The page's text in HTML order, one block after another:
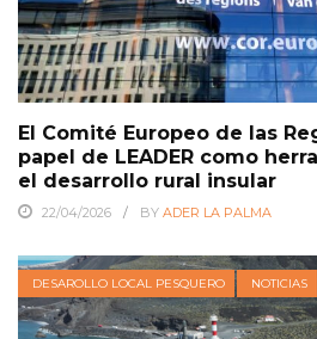
El Comité Europeo de las
papel de LEADER como
el desarrollo rural insular
22/04/2026 BY ADER LA PALMA
DESAROLLO LOCAL PESQUERO NOTICIAS